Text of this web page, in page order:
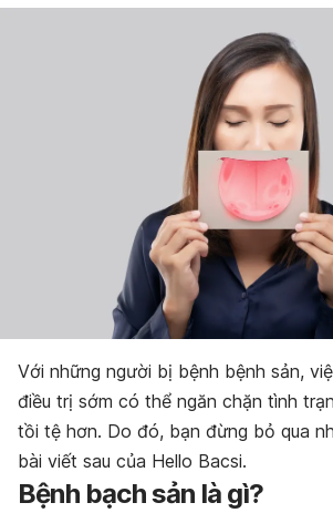
Với những người bị bệnh bệnh sản,
điều trị sớm có thể ngăn chặn tình
tồi tệ hơn. Do đó, bạn đừng bỏ qua
bài viết sau của Hello Bacsi.
Bệnh bạch sản là gì?